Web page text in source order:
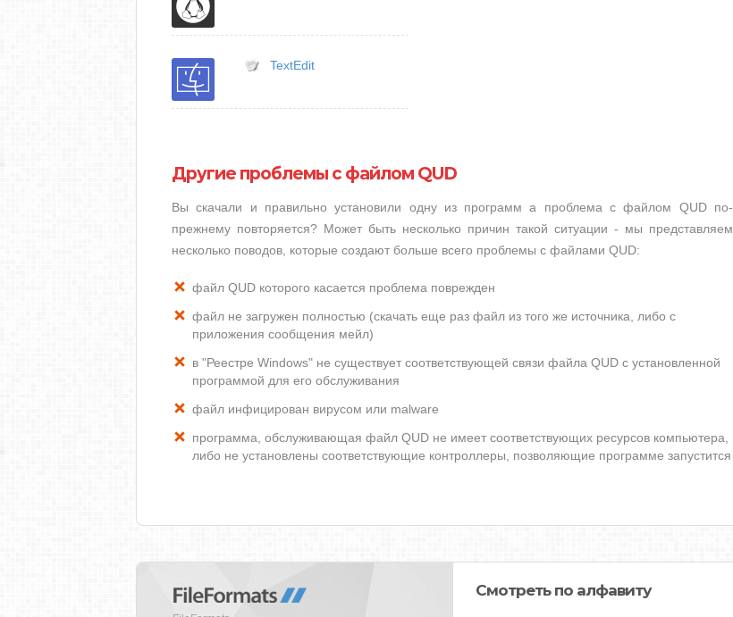
TextEdit
Другие проблемы с файлом QUD
Вы скачали и правильно установили одну из программ а проблема с файлом QUD по-
прежнему повторяется? Может быть несколько причин такой ситуации - мы представляем
несколько поводов, которые создают больше всего проблемы с файлами QUD:
файл QUD которого касается проблема поврежден
файл не загружен полностью (скачать еще раз файл из того же источника, либо с
приложения сообщения мейл)
в "Реестре Windows" не существует соответствующей связи файла QUD с установленной
программой для его обслуживания
файл инфицирован вирусом или malware
программа, обслуживающая файл QUD не имеет соответствующих ресурсов компьютера,
либо не установлены соответствующие контроллеры, позволяющие программе запустится
Смотреть по алфавиту